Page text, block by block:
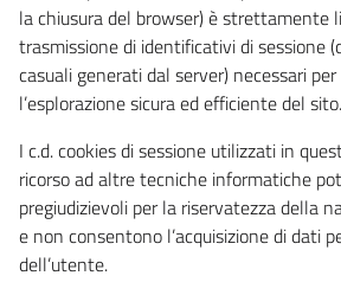
la chiusura del browser) è strettamente
trasmissione di identificativi di sessione
casuali generati dal server) necessari
l’esplorazione sicura ed efficiente del sito.
I c.d. cookies di sessione utilizzati in
ricorso ad altre tecniche informatiche
pregiudizievoli per la riservatezza della
e non consentono l’acquisizione di dati
dell’utente.